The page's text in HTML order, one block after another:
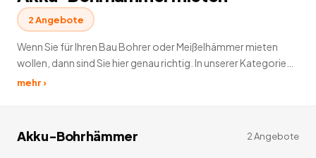
2Angebote
Wenn Sie für Ihren Bau Bohrer oder Meißelhämmer mieten
wollen, dann sind Sie hier genau richtig. In unserer Kategorie
Bohrer- und Meißelhämmer mieten stehen diverse Werkzeuge
mehr ›
Akku-Bohrhämmer 2Angebote